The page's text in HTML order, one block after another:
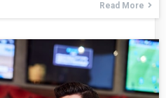
Read More